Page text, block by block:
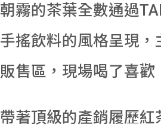
朝霧的茶葉全數通過
手搖飲料的風格呈現
販售區，現場喝了喜歡
帶著頂級的產銷履歷